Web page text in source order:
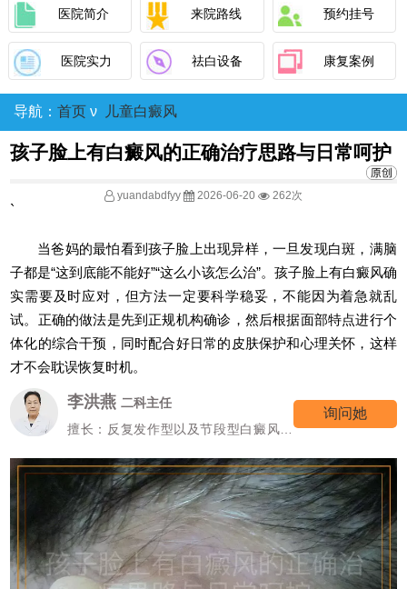
医院简介 来院路线 预约挂号
医院实力 祛白设备 康复案例
导航： 首页 ν 儿童白癜风
孩子脸上有白癜风的正确治疗思路与日常呵护
yuandabdfyy 2026-06-20 262次
`
当爸妈的最怕看到孩子脸上出现异样，一旦发现白斑，满脑
子都是“这到底能不能好”“这么小该怎么治”。孩子脸上有白癜风确
实需要及时应对，但方法一定要科学稳妥，不能因为着急就乱
试。正确的做法是先到正规机构确诊，然后根据面部特点进行个
体化的综合干预，同时配合好日常的皮肤保护和心理关怀，这样
才不会耽误恢复时机。
李洪燕 二科主任
擅长：反复发作型以及节段型白癜风诊
询问她